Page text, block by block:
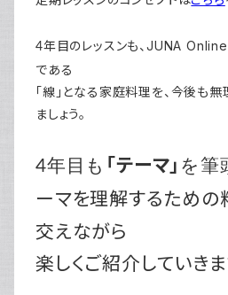
4年目のレッスンも、 JUNA Online
である
「線」となる家庭料理を、今後も無
ましょう。
4年目も 「テーマ」 を筆
ーマを理解するための
交えながら
楽しくご紹介していきま